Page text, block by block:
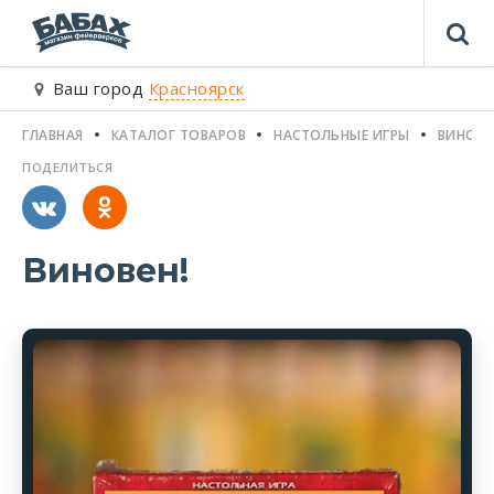
Ваш город Красноярск
ГЛАВНАЯ КАТАЛОГ ТОВАРОВ НАСТОЛЬНЫЕ ИГРЫ
Виновен!
ПОДЕЛИТЬСЯ